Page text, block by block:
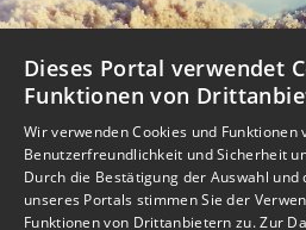
Impressum
Barrierefreiheit
Barriere melden I
Dieses Portal verwendet
Funktionen von
Wir verwenden Cookies und
Benutzerfreundlichkeit und Sicherheit
Durch die Bestätigung der Auswahl
unseres Portals stimmen Sie der
Funktionen von Drittanbietern zu.Zur